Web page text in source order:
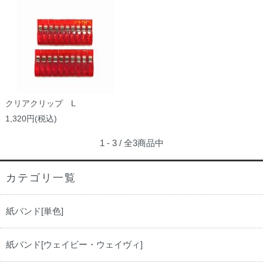
クリアクリップ L
1,320円(税込)
1 - 3 / 全3商品中
カテゴリ一覧
紙バンド[単色]
紙バンド[ウェイビー・ウェイヴィ]